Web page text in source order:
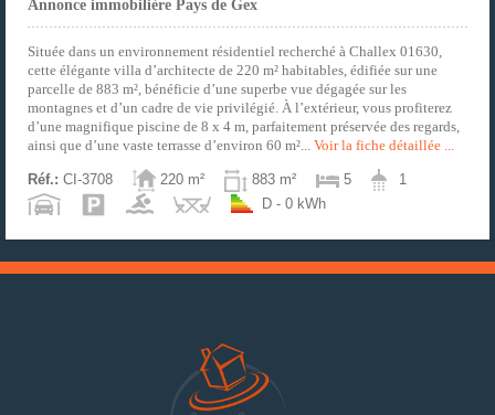
Annonce immobilière Pays de Gex
Située dans un environnement résidentiel recherché à Challex 01630,
cette élégante villa d’architecte de 220 m² habitables, édifiée sur une
parcelle de 883 m², bénéficie d’une superbe vue dégagée sur les
montagnes et d’un cadre de vie privilégié. À l’extérieur, vous profiterez
d’une magnifique piscine de 8 x 4 m, parfaitement préservée des regards,
ainsi que d’une vaste terrasse d’environ 60 m²... Voir la fiche détaillée ...
Réf.: CI-3708 220 m² 883 m² 5
1
D - 0 kWh